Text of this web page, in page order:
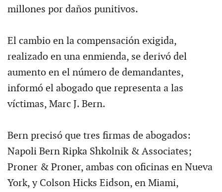
millones por daños punitivos.
El cambio en la compensación exigida,
realizado en una enmienda, se derivó del
aumento en el número de demandantes,
informó el abogado que representa a las
víctimas, Marc J. Bern.
Bern precisó que tres firmas de abogados:
Napoli Bern Ripka Shkolnik & Associates;
Proner & Proner, ambas con oficinas en Nueva
York, y Colson Hicks Eidson, en Miami,